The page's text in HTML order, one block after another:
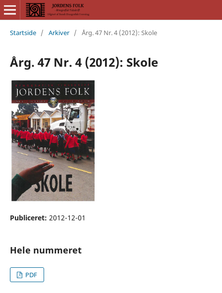
Startside / Arkiver / Årg. 47 Nr. 4 (2012): Skole
Årg. 47 Nr. 4 (2012): Skole
Publiceret: 2012-12-01
Hele nummeret
PDF